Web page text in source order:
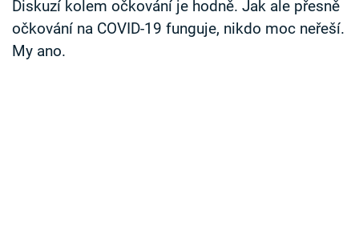
Diskuzí kolem očkování je hodně. Jak ale přesně
očkování na COVID-19 funguje, nikdo moc neřeší.
My ano.